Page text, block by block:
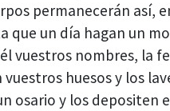
permanecerán así,
que un día hagan un
vuestros nombres, la
huesos y los
osario y los depositen